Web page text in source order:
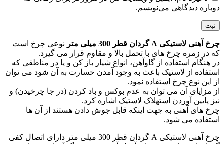
دوباره دیدگاهی می‌نویسم.
چرخ آهنی لاستیکی A گردان قطر 300 میلی متر
نوعی چرخ است
که در زمره چرخ های با تحمل بالا و مقاوم قرار می گیرد.
در هنگام استفاده از گاوآهن، انواع شیار باز کن و یا در مناطقی که
استفاده از لاستیک باعث به وجود آمدن خسارت به آن شود می توان
از این نوع چرخ استفاده نمود.
از مزایای آن می توان به عدم بوکس و باد کردن (در جا چرخیدن) و
نیز پایین آوردن استهلاک لاستیک اشاره کرد.
چرخ های آهنی به جهت اینکه قابل جوش دادن هستند از آن ها
استفاده می شود.
چرخ آهنی لاستیکی A گردان قطر 300 میلی متر دارای اتصال کفی